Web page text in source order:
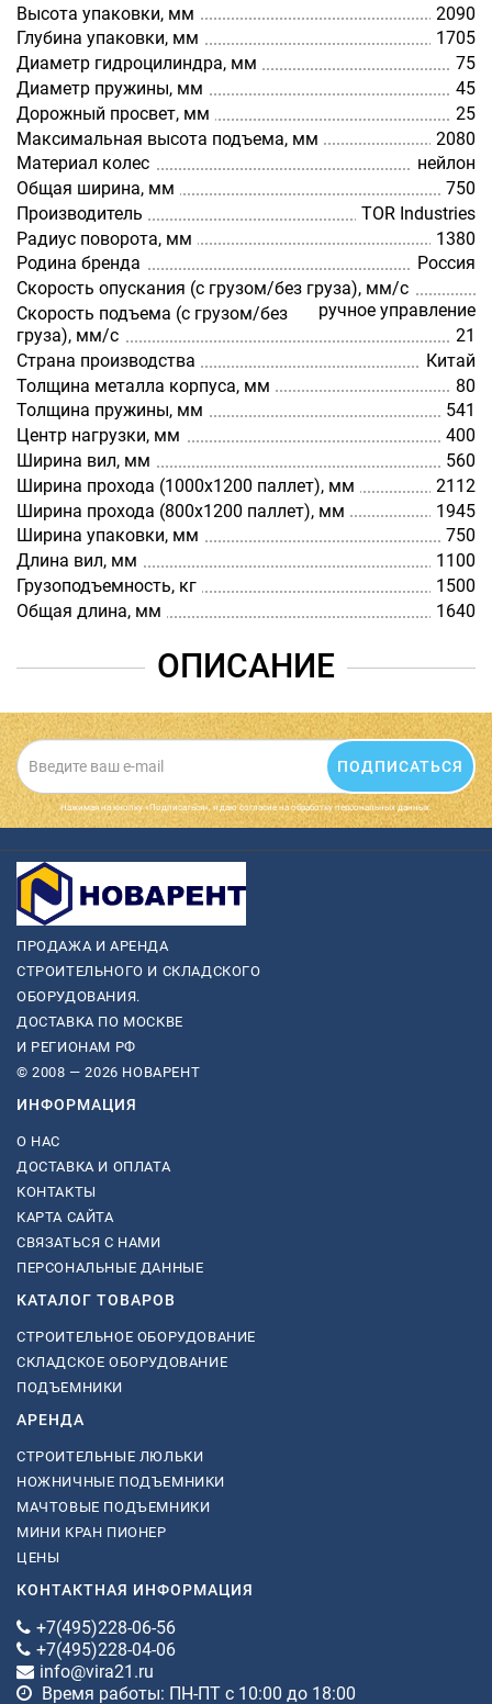
Высота упаковки, мм
2090
Глубина упаковки, мм
1705
Диаметр гидроцилиндра, мм
75
Диаметр пружины, мм
45
Дорожный просвет, мм
25
Максимальная высота подъема, мм
2080
Материал колес
нейлон
Общая ширина, мм
750
Производитель
TOR Industries
Радиус поворота, мм
1380
Родина бренда
Россия
Скорость опускания (с грузом/без груза), мм/с
ручное управление
Скорость подъема (с грузом/без
груза), мм/с
21
Страна производства
Китай
Толщина металла корпуса, мм
80
Толщина пружины, мм
541
Центр нагрузки, мм
400
Ширина вил, мм
560
Ширина прохода (1000х1200 паллет), мм
2112
Ширина прохода (800х1200 паллет), мм
1945
Ширина упаковки, мм
750
Длина вил, мм
1100
Грузоподъемность, кг
1500
Общая длина, мм
1640
ОПИСАНИЕ
ПОДПИСАТЬСЯ
Нажимая на кнопку «Подписаться», я даю cогласие на обработку персональных данных.
ПРОДАЖА И АРЕНДА
СТРОИТЕЛЬНОГО И СКЛАДСКОГО
ОБОРУДОВАНИЯ.
ДОСТАВКА ПО МОСКВЕ
И РЕГИОНАМ РФ
© 2008 — 2026 НОВАРЕНТ
ИНФОРМАЦИЯ
О НАС
ДОСТАВКА И ОПЛАТА
КОНТАКТЫ
КАРТА САЙТА
СВЯЗАТЬСЯ С НАМИ
ПЕРСОНАЛЬНЫЕ ДАННЫЕ
КАТАЛОГ ТОВАРОВ
СТРОИТЕЛЬНОЕ ОБОРУДОВАНИЕ
СКЛАДСКОЕ ОБОРУДОВАНИЕ
ПОДЪЕМНИКИ
АРЕНДА
СТРОИТЕЛЬНЫЕ ЛЮЛЬКИ
НОЖНИЧНЫЕ ПОДЪЕМНИКИ
МАЧТОВЫЕ ПОДЪЕМНИКИ
МИНИ КРАН ПИОНЕР
ЦЕНЫ
КОНТАКТНАЯ ИНФОРМАЦИЯ
+7(495)228-06-56
+7(495)228-04-06
info@vira21.ru
Время работы: ПН-ПТ с 10:00 до 18:00